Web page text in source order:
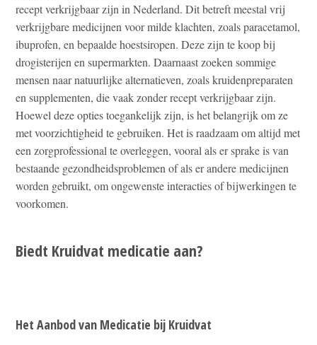
recept verkrijgbaar zijn in Nederland. Dit betreft meestal vrij
verkrijgbare medicijnen voor milde klachten, zoals paracetamol,
ibuprofen, en bepaalde hoestsiropen. Deze zijn te koop bij
drogisterijen en supermarkten. Daarnaast zoeken sommige
mensen naar natuurlijke alternatieven, zoals kruidenpreparaten
en supplementen, die vaak zonder recept verkrijgbaar zijn.
Hoewel deze opties toegankelijk zijn, is het belangrijk om ze
met voorzichtigheid te gebruiken. Het is raadzaam om altijd met
een zorgprofessional te overleggen, vooral als er sprake is van
bestaande gezondheidsproblemen of als er andere medicijnen
worden gebruikt, om ongewenste interacties of bijwerkingen te
voorkomen.
Biedt Kruidvat medicatie aan?
Het Aanbod van Medicatie bij Kruidvat